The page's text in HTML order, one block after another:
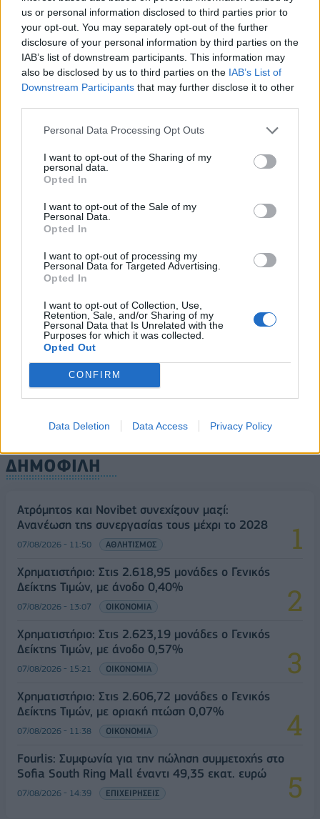
us or personal information disclosed to third parties prior to
your opt-out. You may separately opt-out of the further
disclosure of your personal information by third parties on the
IAB’s list of downstream participants. This information may
also be disclosed by us to third parties on the IAB’s List of
Downstream Participants that may further disclose it to other
Personal Data Processing Opt Outs
I want to opt-out of the Sharing of my
personal data.
Opted In
I want to opt-out of the Sale of my
Personal Data.
Opted In
I want to opt-out of processing my
Personal Data for Targeted Advertising.
Opted In
I want to opt-out of Collection, Use,
Retention, Sale, and/or Sharing of my
Personal Data that Is Unrelated with the
Purposes for which it was collected.
Opted Out
CONFIRM
Data Deletion Data Access Privacy Policy
Στρατηγική επένδυση του EFA GROUP στη Fractal
για την ανάπτυξη προηγμένων αμυντικών
τεχνολογιών
07/08/2026 - 16:11 ΕΠΙΧΕΙΡΗΣΕΙΣ
Συνάλλαγμα: Το ευρώ ενισχύεται 0,08%, στα
1,1534 δολάρια
07/08/2026 - 15:45 ΟΙΚΟΝΟΜΙΑ
Χρηματιστήριο: Στις 2.623,19 μονάδες ο Γενικός
Δείκτης Τιμών, με άνοδο 0,57%
07/08/2026 - 15:21
Νέο κύμα καύσωνα στην Ευρώπη – Θερμοκρασίες
άνω των 40°C σε Ιταλία, Ισπανία και Βαλκάνια
07/08/2026 - 14:58 ΚΟΣΜΟΣ
Fourlis: Συμφωνία για την πώληση συμμετοχής στο
07/08/2026 - 14:39 ΕΠΙΧΕΙΡΗΣΕΙΣ
ΟΛΕΣ ΟΙ ΕΙΔΗΣΕΙΣ
ΔΗΜΟΦΙΛΗ
Ατρόμητος και Novibet συνεχίζουν μαζί:
Ανανέωση της συνεργασίας τους μέχρι το 2028
07/08/2026 - 11:50 ΑΘΛΗΤΙΣΜΟΣ
Χρηματιστήριο: Στις 2.618,95 μονάδες ο Γενικός
Δείκτης Τιμών, με άνοδο 0,40%
07/08/2026 - 13:07 ΟΙΚΟΝΟΜΙΑ
Χρηματιστήριο: Στις 2.623,19 μονάδες ο Γενικός
Δείκτης Τιμών, με άνοδο 0,57%
07/08/2026 - 15:21 ΟΙΚΟΝΟΜΙΑ
Χρηματιστήριο: Στις 2.606,72 μονάδες ο Γενικός
Δείκτης Τιμών, με οριακή πτώση 0,07%
07/08/2026 - 11:38 ΟΙΚΟΝΟΜΙΑ
Fourlis: Συμφωνία για την πώληση συμμετοχής στο
Sofia South Ring Mall έναντι 49,35 εκατ. ευρώ
07/08/2026 - 14:39 ΕΠΙΧΕΙΡΗΣΕΙΣ